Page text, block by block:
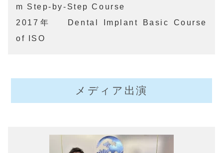
m Step-by-Step Course
2017年	Dental Implant Basic Course
of ISO
メディア出演